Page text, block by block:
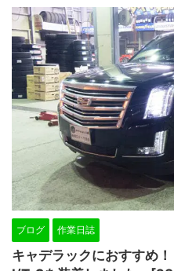
ブログ 作業日誌
キャデラックにおすすめ